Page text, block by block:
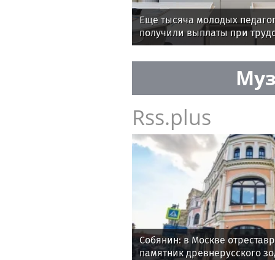
Еще тысяча молодых
получили выплаты при
Rss.plus
Собянин: в Москве
памятник древнерусского